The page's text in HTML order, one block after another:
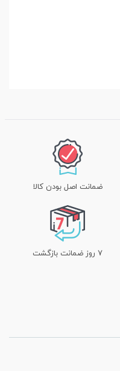
ضمانت اصل بودن کالا
۷ روز ضمانت بازگشت